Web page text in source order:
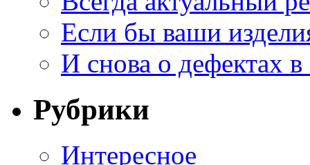
Если бы ваши
И снова о дефектах
Рубрики
Интересное